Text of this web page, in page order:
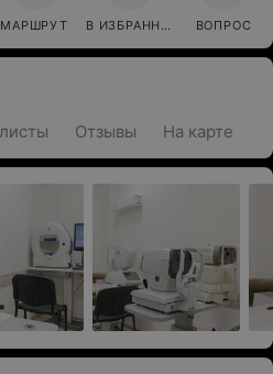
МАРШРУТ В ИЗБРАННОЕ ВОПРОС
Отзывы На карте